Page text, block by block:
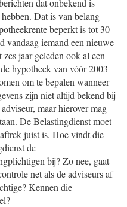
dat onbekend is
Dat is van belang
beperkt is tot 30
vandaag iemand een nieuwe
jaar geleden ook al een
hypotheek van vóór 2003
om te bepalen wanneer
zijn niet altijd bekend bij
maar hierover mag
De Belastingdienst moet
juist is. Hoe vindt die
de
bij? Zo nee, gaat
net als de adviseurs af
Kennen die